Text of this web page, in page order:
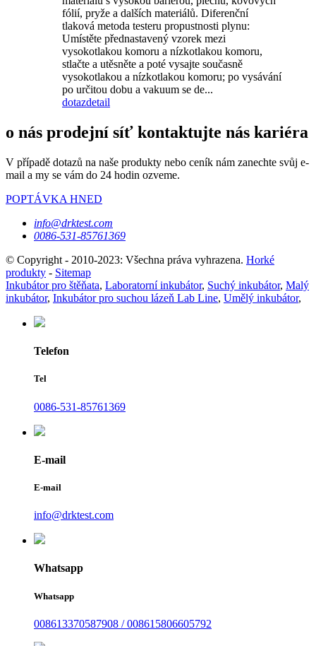
fólií, pryže a dalších materiálů. Diferenční
tlaková metoda testeru propustnosti plynu:
Umístěte přednastavený vzorek mezi
vysokotlakou komoru a nízkotlakou komoru,
stlačte a utěsněte a poté vysajte současně
vysokotlakou a nízkotlakou komoru; po vysávání
po určitou dobu a vakuum se de...
dotazdetail
o nás prodejní síť kontaktujte nás kariéra
V případě dotazů na naše produkty nebo ceník nám zanechte svůj e-
mail a my se vám do 24 hodin ozveme.
POPTÁVKA HNED
info@drktest.com
0086-531-85761369
© Copyright - 2010-2023: Všechna práva vyhrazena. Horké
produkty - Sitemap
Inkubátor pro štěňata, Laboratorní inkubátor, Suchý inkubátor, Malý
inkubátor, Inkubátor pro suchou lázeň Lab Line, Umělý inkubátor,
Telefon
Tel
0086-531-85761369
E-mail
E-mail
info@drktest.com
Whatsapp
Whatsapp
008613370587908 / 008615806605792